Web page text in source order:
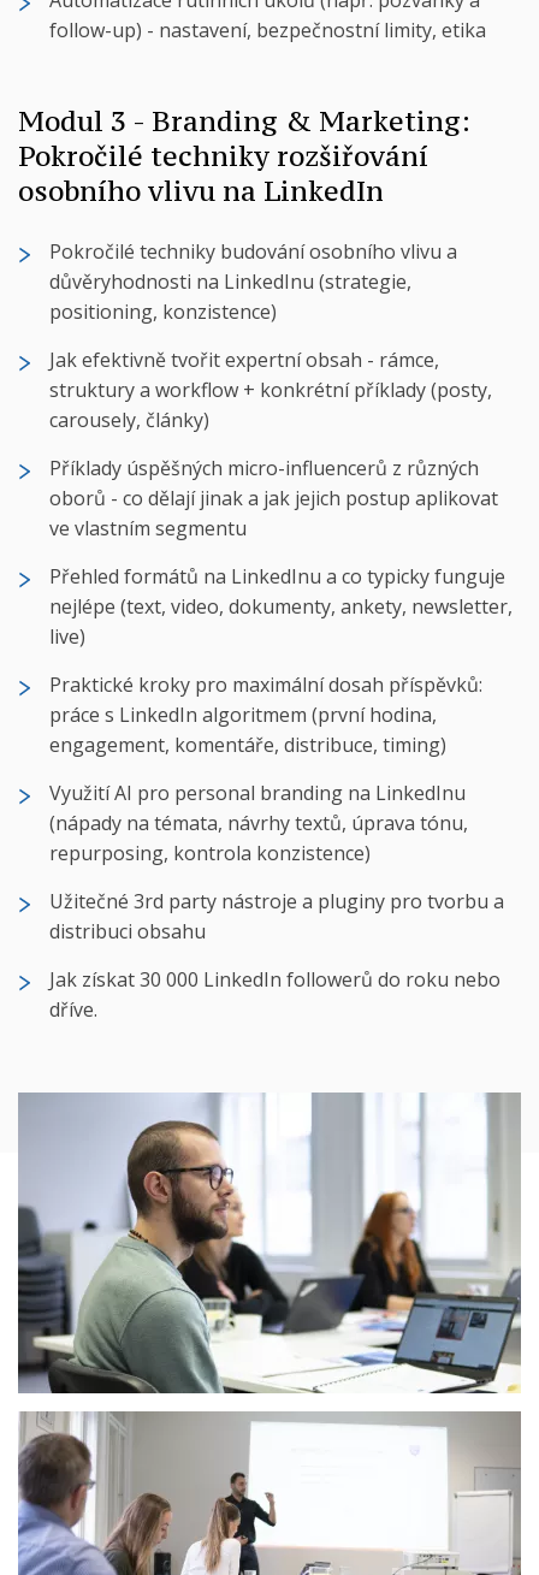
follow-up) - nastavení, bezpečnostní limity, etika
Modul 3 - Branding & Marketing:
Pokročilé techniky rozšiřování
osobního vlivu na LinkedIn
Pokročilé techniky budování osobního vlivu a
důvěryhodnosti na LinkedInu (strategie,
positioning, konzistence)
Jak efektivně tvořit expertní obsah - rámce,
struktury a workflow + konkrétní příklady (posty,
carousely, články)
Příklady úspěšných micro-influencerů z různých
oborů - co dělají jinak a jak jejich postup aplikovat
ve vlastním segmentu
Přehled formátů na LinkedInu a co typicky funguje
nejlépe (text, video, dokumenty, ankety, newsletter,
live)
Praktické kroky pro maximální dosah příspěvků:
práce s LinkedIn algoritmem (první hodina,
engagement, komentáře, distribuce, timing)
Využití AI pro personal branding na LinkedInu
(nápady na témata, návrhy textů, úprava tónu,
repurposing, kontrola konzistence)
Užitečné 3rd party nástroje a pluginy pro tvorbu a
distribuci obsahu
Jak získat 30 000 LinkedIn followerů do roku nebo
dříve.